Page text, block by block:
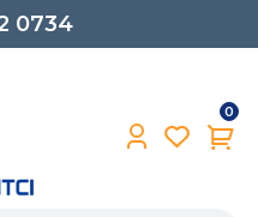
0734
0